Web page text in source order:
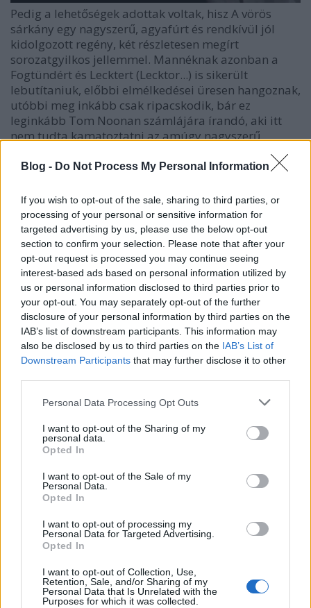
Blog - Do Not Process My Personal Information
If you wish to opt-out of the sale, sharing to third parties, or
processing of your personal or sensitive information for
targeted advertising by us, please use the below opt-out
section to confirm your selection. Please note that after your
opt-out request is processed you may continue seeing
interest-based ads based on personal information utilized by
us or personal information disclosed to third parties prior to
your opt-out. You may separately opt-out of the further
disclosure of your personal information by third parties on the
IAB’s list of downstream participants. This information may
also be disclosed by us to third parties on the IAB’s List of
Downstream Participants that may further disclose it to other
Please note that this website/app uses one or more Google
not limited to your visit or usage behaviour. You may click to
grant or deny consent to Google and its third-party tags to
use your data for below specified purposes in below Google
consent section.
Personal Data Processing Opt Outs
I want to opt-out of the Sharing of my
personal data.
Opted In
I want to opt-out of the Sale of my
Personal Data.
Opted In
I want to opt-out of processing my
Personal Data for Targeted Advertising.
Opted In
I want to opt-out of Collection, Use,
Retention, Sale, and/or Sharing of my
Personal Data that Is Unrelated with the
Purposes for which it was collected.
Pedig a lehetőségek adottak voltak, hisz A vörös
sárkány egy nagyszerű, agyafúrt és rendkívül jól
kidolgozott regény, két részletesen megírt
sorozatgyilkos jellemmel. Mannéknak azonban a
Fogtündért és Lecktert (Lecktor...) is sikerült
lebutítaniuk, előbbi elmélkedései üresen hangoznak,
utóbbi meg inkább csak ripacskodik, bár ez
leginkább Tom Noonan számlájára írandó, aki itt
nem tudta kamatoztatni az amúgy nagyszerű
számomra taccsra a produkciót, mert főhősünk
hiába szimpatikus, én valamiért még sem tudtam
szorítani neki, a fő gonosz (aki amúgy szerintem túl
sokat szerepel) pedig nem volt annyira agyafúrt,
hogy minden kis apró nyomát nagyítóval kelljen
keresni.
Összességében tehát Az embervadász nem rossz
film, ellenben rendkívül felületes. Főként a krimi
rajongóknak ajánlom, vagy azoknak, akiknek van
felesleges 2 órájuk egy tisztességes iparosmunkára.
Címkék:krimi thriller
Ajánlott bejegyzések:
Könyvajánló: Nelio Biedermann: Lázár
(2026)